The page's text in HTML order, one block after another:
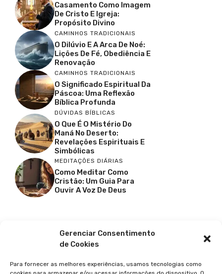
Gerenciar Consentimento
de Cookies
Para fornecer as melhores experiências, usamos tecnologias como
Casamento Como Imagem
De Cristo E Igreja:
Propósito Divino
CAMINHOS TRADICIONAIS
O Dilúvio E A Arca De Noé:
Lições De Fé, Obediência E
Renovação
CAMINHOS TRADICIONAIS
O Significado Espiritual Da
Páscoa: Uma Reflexão
Bíblica Profunda
DÚVIDAS BÍBLICAS
O Que É O Mistério Do
Maná No Deserto:
Revelações Espirituais E
Simbólicas
MEDITAÇÕES DIÁRIAS
Como Meditar Como
Cristão: Um Guia Para
Ouvir A Voz De Deus
Facebook
Youtube
Pinterest